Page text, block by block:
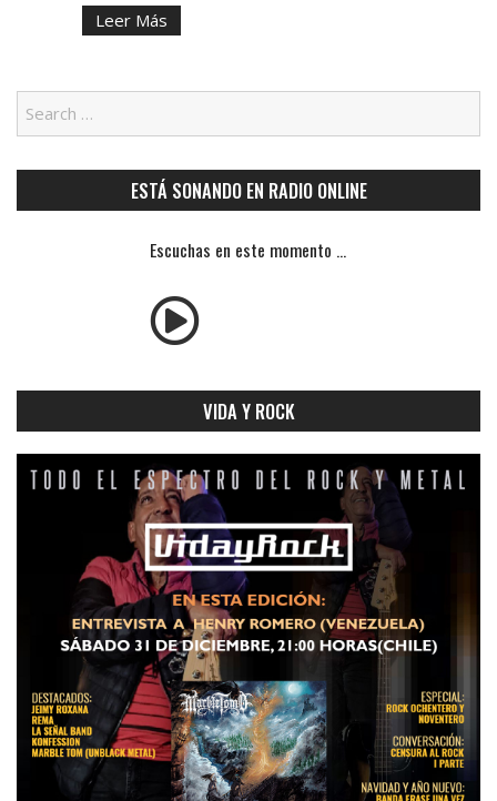
Leer Más
ESTÁ SONANDO EN RADIO ONLINE
Escuchas en este momento ...
VIDA Y ROCK